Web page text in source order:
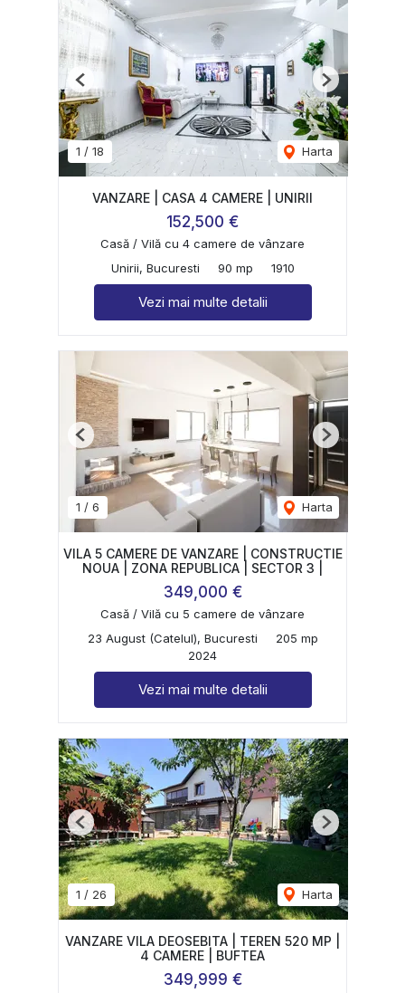
1 / 18 Harta
Previous Next
VANZARE | CASA 4 CAMERE | UNIRII
152,500 €
Casă / Vilă cu 4 camere de vânzare
Unirii, Bucuresti
90 mp 1910
Vezi mai multe detalii
1 / 6 Harta
Previous Next
VILA 5 CAMERE DE VANZARE | CONSTRUCTIE
NOUA | ZONA REPUBLICA | SECTOR 3 |
349,000 €
Casă / Vilă cu 5 camere de vânzare
23 August (Catelul), Bucuresti
205 mp
2024
Vezi mai multe detalii
1 / 26 Harta
Previous Next
VANZARE VILA DEOSEBITA | TEREN 520 MP |
4 CAMERE | BUFTEA
349,999 €